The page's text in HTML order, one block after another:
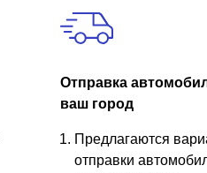
Отправка
ваш город
Предлагаются
отправки